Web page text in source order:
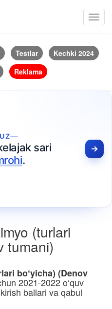
Testlar
Kechki 2024
Reklama
sari
.
(turlari
tumani)
bo‘yicha) (Denov
2021-2022 o‘quv
ballari va qabul